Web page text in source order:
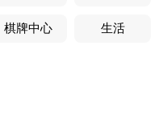
棋牌中心 生活